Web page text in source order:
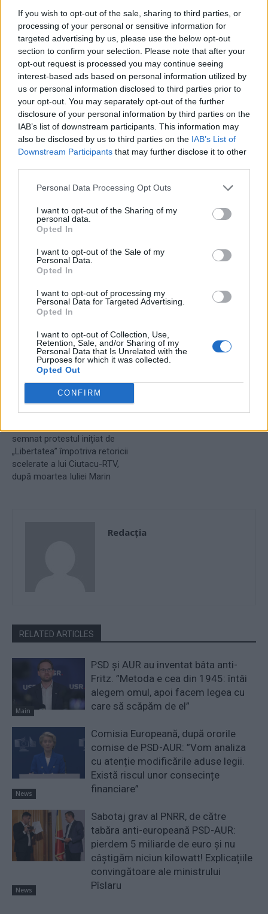
If you wish to opt-out of the sale, sharing to third parties, or
processing of your personal or sensitive information for
targeted advertising by us, please use the below opt-out
section to confirm your selection. Please note that after your
opt-out request is processed you may continue seeing
interest-based ads based on personal information utilized by
us or personal information disclosed to third parties prior to
your opt-out. You may separately opt-out of the further
disclosure of your personal information by third parties on the
IAB’s list of downstream participants. This information may
also be disclosed by us to third parties on the IAB’s List of
Downstream Participants that may further disclose it to other
Personal Data Processing Opt Outs
I want to opt-out of the Sharing of my
personal data.
Opted In
I want to opt-out of the Sale of my
Personal Data.
Opted In
I want to opt-out of processing my
Personal Data for Targeted Advertising.
Opted In
I want to opt-out of Collection, Use,
Retention, Sale, and/or Sharing of my
Personal Data that Is Unrelated with the
Purposes for which it was collected.
Opted Out
CONFIRM
*România a plătit în 2022 peste un miliard de
lei pentru pensiile speciale ale magistraților.
Pensia medie a acestora este de 21.000 de lei,
din care doar 1.400 de lei din contribuție, restul
fiind subvenție
*Cum a deturnat PSD protestul fermierilor și l-
a transformat într-o diversiune anti-UE. „Așa se
clocește o nenorocire făcută să acopere o
America de Sud
Sute de redacții și
semnat protestul inițiat de
„Libertatea” împotriva retoricii
scelerate a lui Ciutacu-RTV,
după moartea Iuliei Marin
Care sunt cele mai iubite
Redacţia
RELATED ARTICLES
Main
PSD și AUR au inventat bâta anti-
Fritz. ”Metoda e cea din 1945: întâi
alegem omul, apoi facem legea cu
care să scăpăm de el”
News
Comisia Europeană, după ororile
comise de PSD-AUR: ”Vom analiza
cu atenție modificările aduse legii.
Există riscul unor consecințe
financiare”
News
Sabotaj grav al PNRR, de către
tabăra anti-europeană PSD-AUR:
pierdem 5 miliarde de euro și nu
câștigăm niciun kilowatt! Explicațiile
convingătoare ale ministrului
Pîslaru